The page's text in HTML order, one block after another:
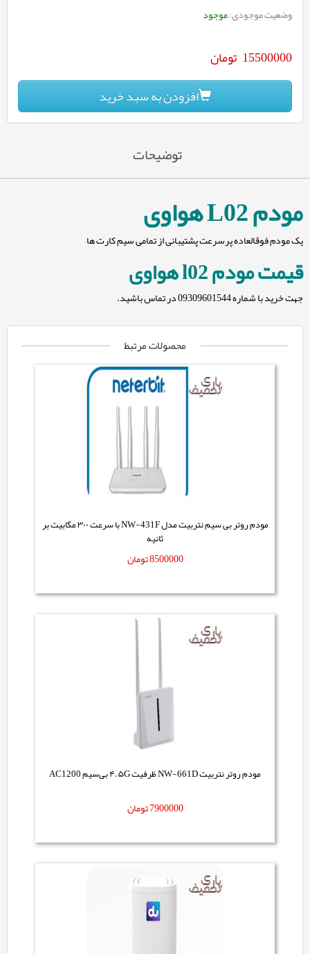
وضعیت موجودی:موجود
15500000 تومان
افزودن به سبد خرید
توضیحات
مودم L02 هواوی
یک مودم فوقالعاده پرسرعت پشتیبانی از تمامی سیم کارت ها
قیمت مودم l02 هواوی
جهت خرید با شماره 09309601544 در تماس باشید.
محصولات مرتبط
مودم روتر بی سیم نتربیت مدل NW-431F با سرعت ۳۰۰ مگابیت بر
ثانیه
8500000تومان
مودم روتر نتربیت NW-661D ظرفیت ۴.۵G بی‌سیم AC1200
7900000تومان